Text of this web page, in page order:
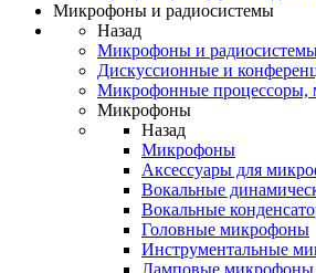
Микрофоны и радиосистемы
Назад
Микрофоны и
Дискуссионные и
Микрофонные процессоры,
Микрофоны
Назад
Микрофоны
Аксессуары для
Вокальные
Вокальные
Головные микрофоны
Инструментальные
Ламповые микрофоны